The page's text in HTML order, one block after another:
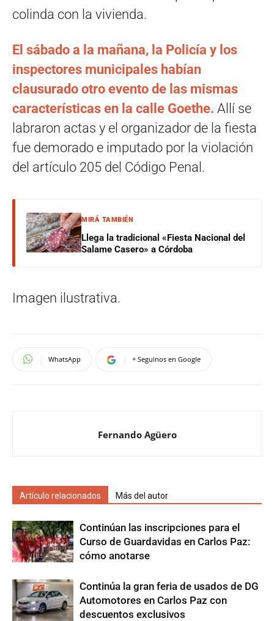
colinda con la vivienda.
El sábado a la mañana, la Policía y los
inspectores municipales habían
clausurado otro evento de las mismas
características en la calle Goethe. Allí se
labraron actas y el organizador de la fiesta
fue demorado e imputado por la violación
del artículo 205 del Código Penal.
MIRÁ TAMBIÉN
Llega la tradicional «Fiesta Nacional del
Salame Casero» a Córdoba
Imagen ilustrativa.
WhatsApp + Seguinos en Google
Fernando Agüero
Artículo relacionados Más del autor
Continúan las inscripciones para el
Curso de Guardavidas en Carlos Paz:
cómo anotarse
Continúa la gran feria de usados de DG
Automotores en Carlos Paz con
descuentos exclusivos